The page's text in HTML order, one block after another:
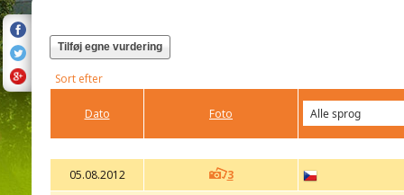
Tilføj egne vurdering
Sort efter
Dato Foto
05.08.2012 3